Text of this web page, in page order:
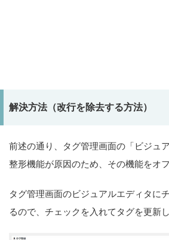
解決方法（改行を除去する方法）
前述の通り、タグ管理画面の「ビジュ
整形機能が原因のため、その機能をオフ
タグ管理画面のビジュアルエディタに
るので、チェックを入れてタグを更新し